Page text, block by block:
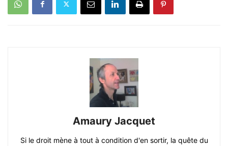
Amaury Jacquet
Si le droit mène à tout à condition d'en sortir, la quête du